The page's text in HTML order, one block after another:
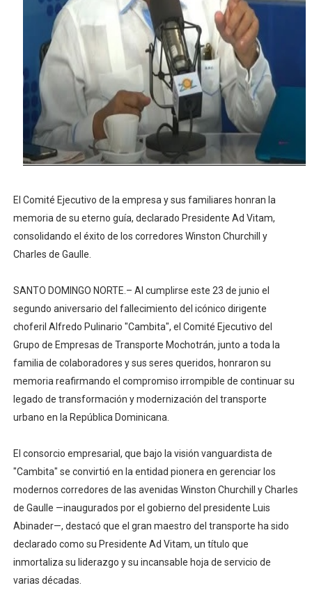
Osiris de León responde a Roberto Tineo y a Yeisy
DGPCF: 55 años sembrando desarrollo y
Operativo interagencial frena delitos ambientales y
-Propeep y Gestión Presidencial encabezan entrega
Ministerio de Defensa siembra esperanza y protege
El Comité Ejecutivo de la empresa y sus familiares honran la
memoria de su eterno guía, declarado Presidente Ad Vitam,
consolidando el éxito de los corredores Winston Churchill y
Charles de Gaulle.
SANTO DOMINGO NORTE.– Al cumplirse este 23 de junio el
segundo aniversario del fallecimiento del icónico dirigente
choferil Alfredo Pulinario "Cambita", el Comité Ejecutivo del
Grupo de Empresas de Transporte Mochotrán, junto a toda la
familia de colaboradores y sus seres queridos, honraron su
memoria reafirmando el compromiso irrompible de continuar su
legado de transformación y modernización del transporte
urbano en la República Dominicana.
El consorcio empresarial, que bajo la visión vanguardista de
"Cambita" se convirtió en la entidad pionera en gerenciar los
modernos corredores de las avenidas Winston Churchill y Charles
de Gaulle —inaugurados por el gobierno del presidente Luis
Abinader—, destacó que el gran maestro del transporte ha sido
declarado como su Presidente Ad Vitam, un título que
inmortaliza su liderazgo y su incansable hoja de servicio de
varias décadas.